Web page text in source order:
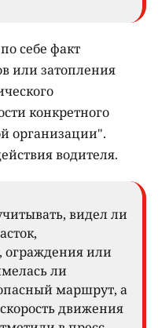
себе факт
или затопления
конкретного
организации".
водителя.
видел ли
или
ли
маршрут, а
движения